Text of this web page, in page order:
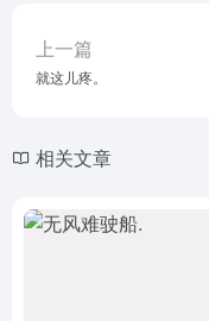
上一篇
就这儿疼。
相关文章